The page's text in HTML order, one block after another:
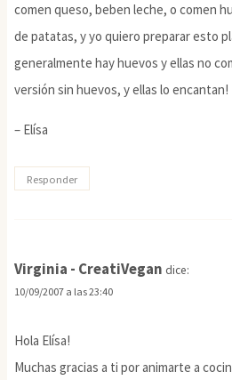
comen queso, beben leche, o comen
de patatas, y yo quiero preparar esto
generalmente hay huevos y ellas no
versión sin huevos, y ellas lo
– Elísa
Responder
Virginia - CreatiVegan dice:
10/09/2007 a las 23:40
Hola Elísa!
Muchas gracias a ti por animarte a